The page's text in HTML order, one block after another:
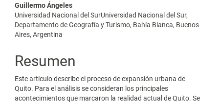
Guillermo Ángeles
Universidad Nacional del SurUniversidad Nacional del Sur,
Departamento de Geografía y Turismo, Bahía Blanca, Buenos
Aires, Argentina
Resumen
Este artículo describe el proceso de expansión urbana de
Quito. Para el análisis se consideran los principales
acontecimientos que marcaron la realidad actual de Quito. Se